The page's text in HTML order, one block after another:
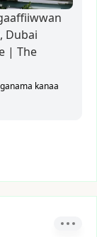
Dubai
| The
kanaa